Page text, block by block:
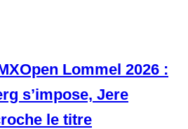
Lommel 2026 :
s’impose, Jere
le titre